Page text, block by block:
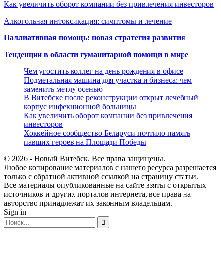
Как увеличить оборот компании без привлечения инвесторов
Алкогольная интоксикация: симптомы и лечение
Паллиативная помощь: новая стратегия развития
Тенденции в области гуманитарной помощи в мире
Чем угостить коллег на день рождения в офисе
Подметальная машина для участка и бизнеса: чем
заменить метлу осенью
В Витебске после реконструкции открыт лечебный
корпус инфекционной больницы
Как увеличить оборот компании без привлечения
инвесторов
Хоккейное сообщество Беларуси почтило память
павших героев на Площади Победы
© 2026 - Новый Витебск. Все права защищены.
Любое копирование материалов с нашего ресурса разрешается
только с обратной активной ссылкой на страницу статьи.
Все материалы опубликованные на сайте взяты с открытых
источников и других порталов интернета, все права на
авторство принадлежат их законным владельцам.
Sign in